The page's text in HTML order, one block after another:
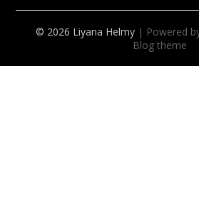
© 2026 Liyana Helmy | Powered
Blog theme